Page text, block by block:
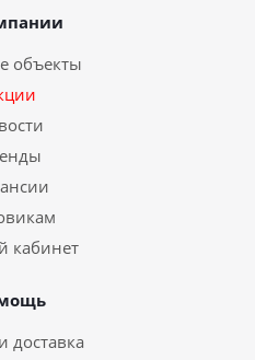
объекты
кабинет
доставка